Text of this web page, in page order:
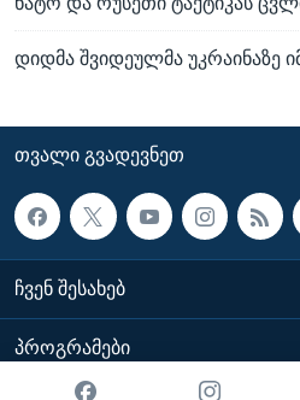
დიდმა შვიდეულმა უკრაინაზე
ᲗᲕᲐᲚᲘ ᲒᲕᲐᲓᲔᲕᲜᲔᲗ
ᲩᲕᲔᲜ ᲨᲔᲡᲐᲮᲔᲑ
ᲞᲠᲝᲒᲠᲐᲛᲔᲑᲘ